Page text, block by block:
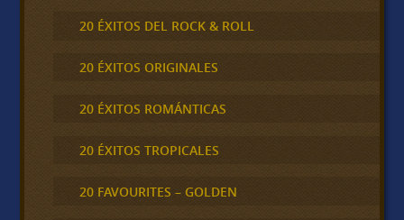
20 ÉXITOS DEL ROCK & ROLL
20 ÉXITOS ORIGINALES
20 ÉXITOS ROMÁNTICAS
20 ÉXITOS TROPICALES
20 FAVOURITES – GOLDEN